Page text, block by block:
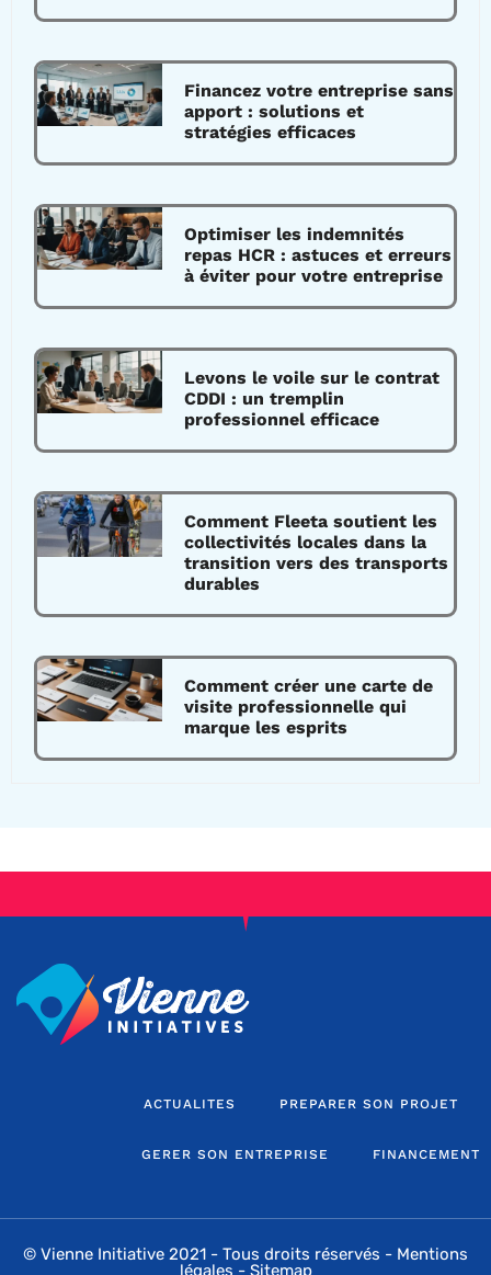
Financez votre entreprise sans
apport : solutions et
stratégies efficaces
Optimiser les indemnités
repas HCR : astuces et erreurs
à éviter pour votre entreprise
Levons le voile sur le contrat
CDDI : un tremplin
professionnel efficace
Comment Fleeta soutient les
collectivités locales dans la
transition vers des transports
durables
Comment créer une carte de
visite professionnelle qui
marque les esprits
ACTUALITES PREPARER SON PROJET
GERER SON ENTREPRISE FINANCEMENT
© Vienne Initiative 2021 - Tous droits réservés - Mentions
légales - Sitemap